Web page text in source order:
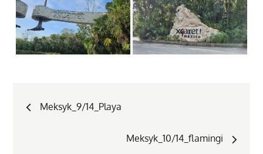
Nawigacja
Meksyk_9/14_Playa
Meksyk_10/14_flamingi